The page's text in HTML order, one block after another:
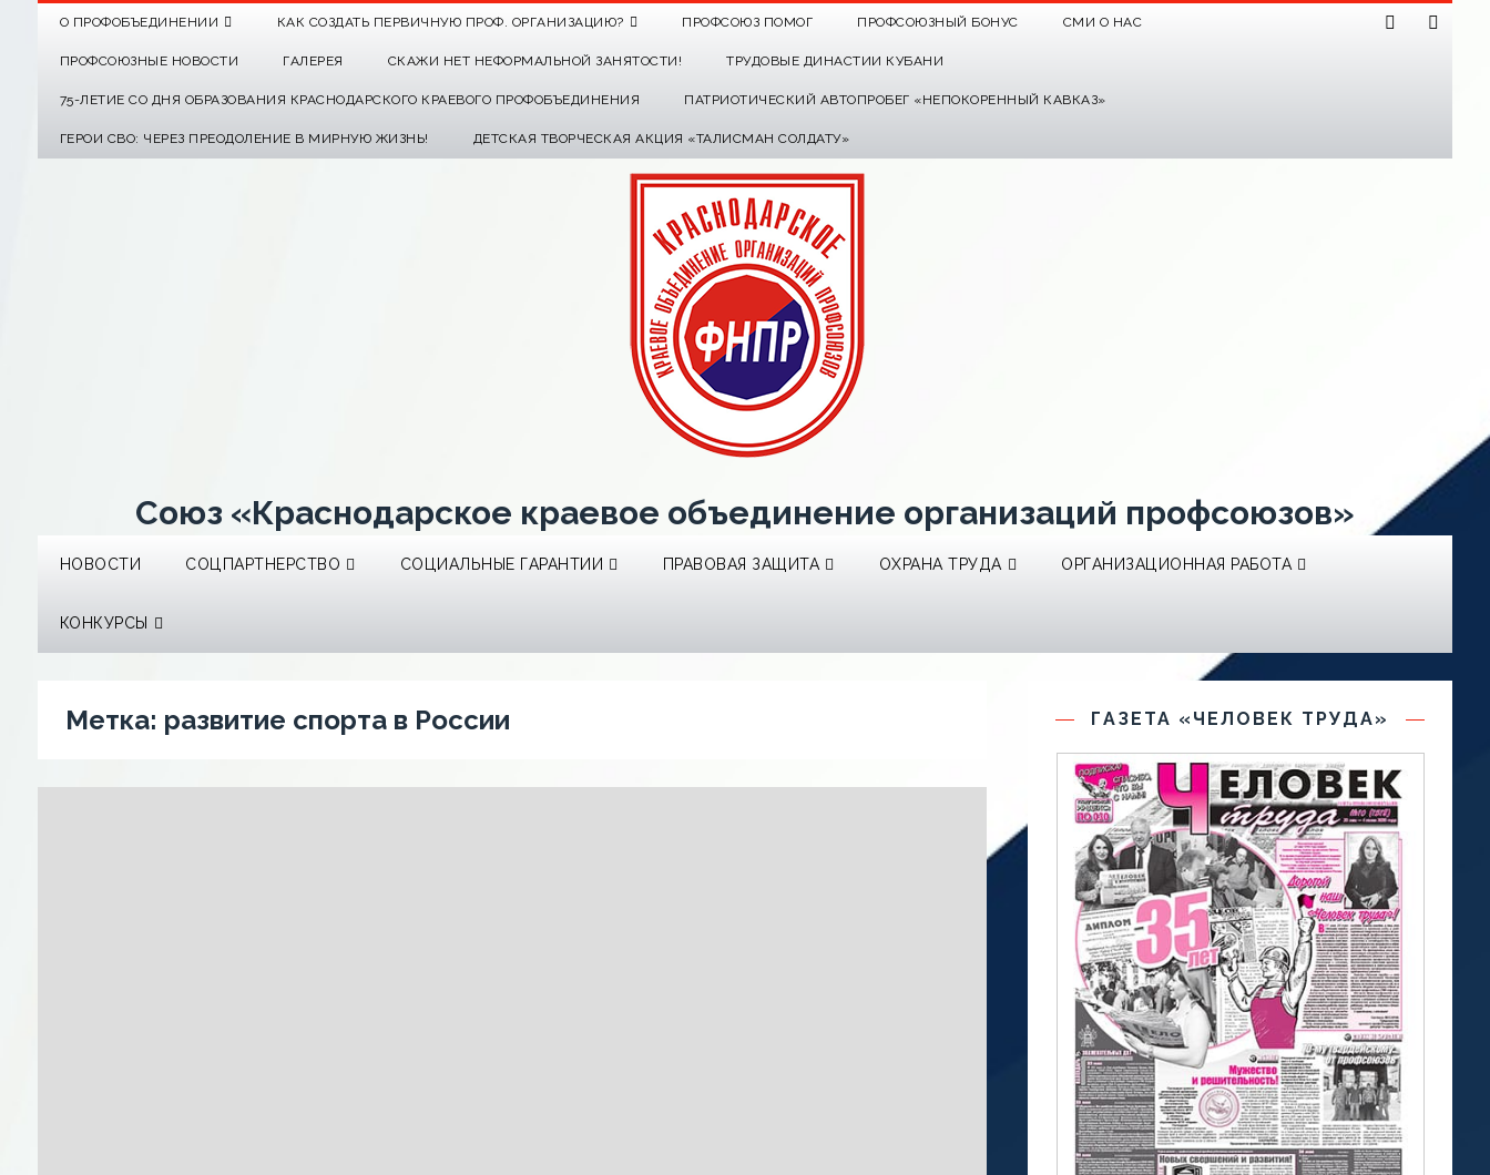
О ПРОФОБЪЕДИНЕНИИ КАК СОЗДАТЬ ПЕРВИЧНУЮ ПРОФ. ОРГАНИЗАЦИЮ? ПРОФСОЮЗ ПОМОГ ПРОФСОЮЗНЫЙ БОНУС СМИ О НАС
ПРОФСОЮЗНЫЕ НОВОСТИ ГАЛЕРЕЯ СКАЖИ НЕТ НЕФОРМАЛЬНОЙ ЗАНЯТОСТИ! ТРУДОВЫЕ ДИНАСТИИ КУБАНИ
75-ЛЕТИЕ СО ДНЯ ОБРАЗОВАНИЯ КРАСНОДАРСКОГО КРАЕВОГО ПРОФОБЪЕДИНЕНИЯ ПАТРИОТИЧЕСКИЙ АВТОПРОБЕГ «НЕПОКОРЕННЫЙ КАВКАЗ»
ГЕРОИ СВО: ЧЕРЕЗ ПРЕОДОЛЕНИЕ В МИРНУЮ ЖИЗНЬ! ДЕТСКАЯ ТВОРЧЕСКАЯ АКЦИЯ «ТАЛИСМАН СОЛДАТУ»
Союз «Краснодарское краевое объединение организаций профсоюзов»
НОВОСТИ СОЦПАРТНЕРСТВО СОЦИАЛЬНЫЕ ГАРАНТИИ ПРАВОВАЯ ЗАЩИТА ОХРАНА ТРУДА ОРГАНИЗАЦИОННАЯ РАБОТА
КОНКУРСЫ
Метка: развитие спорта в России ГАЗЕТА «ЧЕЛОВЕК ТРУДА»